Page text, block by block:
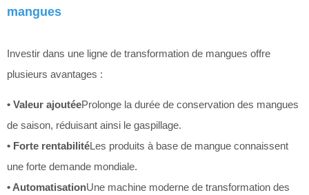
mangues
Investir dans une ligne de transformation de mangues offre
plusieurs avantages :
• Valeur ajoutéeProlonge la durée de conservation des mangues
de saison, réduisant ainsi le gaspillage.
• Forte rentabilitéLes produits à base de mangue connaissent
une forte demande mondiale.
• AutomatisationUne machine moderne de transformation des